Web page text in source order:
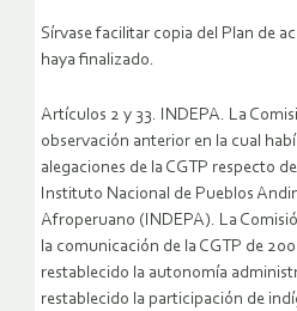
Sírvase facilitar copia del Plan de
haya finalizado.
Artículos 2 y 33. INDEPA. La
observación anterior en la cual
alegaciones de la CGTP respecto
Instituto Nacional de Pueblos
Afroperuano (INDEPA). La
la comunicación de la CGTP de
restablecido la autonomía
restablecido la participación de